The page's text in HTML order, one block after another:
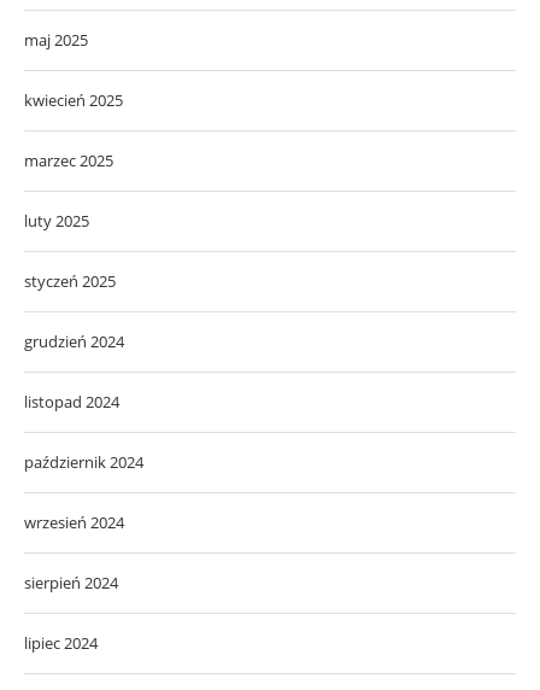
maj 2025
kwiecień 2025
marzec 2025
luty 2025
styczeń 2025
grudzień 2024
listopad 2024
październik 2024
wrzesień 2024
sierpień 2024
lipiec 2024